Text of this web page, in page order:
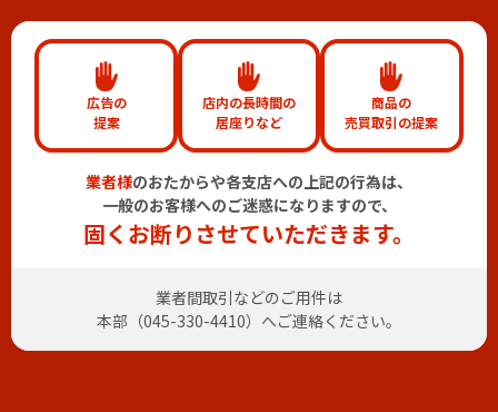
広告の
提案
店内の長時間の
居座りなど
商品の
売買取引の提案
業者様のおたからや各支店への上記の行為は、
一般のお客様へのご迷惑になりますので、
固くお断りさせていただきます。
業者間取引などのご用件は
本部（045-330-4410）へご連絡ください。